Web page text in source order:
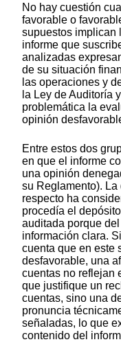
No hay cuestión
favorable o
supuestos implican
informe que
analizadas
de su situación
las operaciones y
la Ley de Auditoría
problemática la
opinión
Entre estos dos
en que el informe
una opinión
su Reglamento). La
respecto ha
procedía el
auditada porque
información clara.
cuenta que en este
desfavorable, una
cuentas no reflejan
que justifique un
cuentas, sino una
pronuncia
señaladas, lo que
contenido del